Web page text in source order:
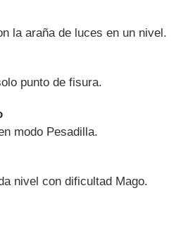
la araña de luces en un nivel.
punto de fisura.
modo Pesadilla.
nivel con dificultad Mago.